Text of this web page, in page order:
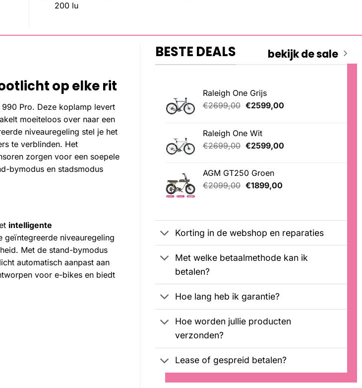
200 lu
op elke rit
Pro. Deze koplamp levert
moeiteloos over naar een
niveauregeling stel je het
te verblinden. Het
zorgen voor een soepele
bymodus en stadsmodus
intelligente
geïntegreerde niveauregeling
Met de stand-bymodus
automatisch aanpast aan
voor e-bikes en biedt
BESTE DEALS bekijk de sale
Raleigh One Grijs
€2699,00 Oorspronkelijke
€2699,00.
€2599,00Huidige
Raleigh One Wit
€2699,00 Oorspronkelijke
€2699,00.
€2599,00Huidige
AGM GT250 Groen
€2099,00 Oorspronkelijke
€1899,00Huidige
Korting in de webshop en reparaties
Met welke betaalmethode kan ik
betalen?
Hoe lang heb ik garantie?
Hoe worden jullie producten
verzonden?
Lease of gespreid betalen?